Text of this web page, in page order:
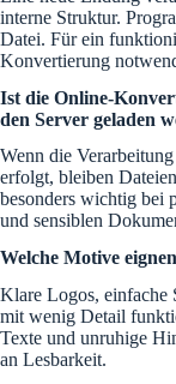
interne Struktur.
Datei. Für ein
Konvertierung
Ist die Online-
den Server geladen
Wenn die
erfolgt, bleiben
besonders wichtig bei
und sensiblen
Welche Motive
Klare Logos, einfache
mit wenig Detail
Texte und unruhige
an Lesbarkeit.